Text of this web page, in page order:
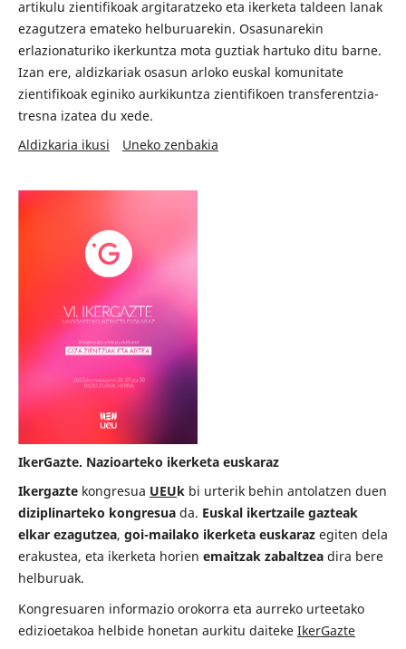
artikulu zientifikoak argitaratzeko eta ikerketa taldeen lanak
ezagutzera emateko helburuarekin. Osasunarekin
erlazionaturiko ikerkuntza mota guztiak hartuko ditu barne.
Izan ere, aldizkariak osasun arloko euskal komunitate
zientifikoak eginiko aurkikuntza zientifikoen transferentzia-
tresna izatea du xede.
Aldizkaria ikusi
Uneko zenbakia
IkerGazte. Nazioarteko ikerketa euskaraz
Ikergaztekongresua UEUkbi urterik behin antolatzen duen
diziplinarteko kongresuada. Euskal ikertzaile gazteak
elkar ezagutzea, goi-mailako ikerketa euskarazegiten dela
erakustea, eta ikerketa horien emaitzak zabaltzeadira bere
helburuak.
Kongresuaren informazio orokorra eta aurreko urteetako
edizioetakoa helbide honetan aurkitu daiteke IkerGazte